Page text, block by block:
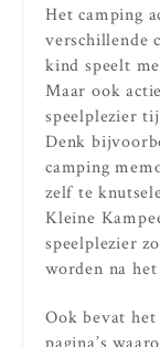
Het camping
verschillende
kind speelt
Maar ook
speelplezier
Denk
camping
zelf te
Kleine
speelplezier
worden na
Ook bevat